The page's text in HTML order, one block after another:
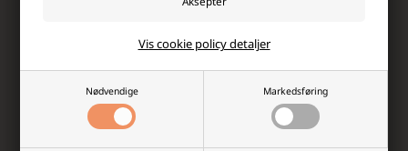
Nødvendige Markedsføring
Vis cookie policy detaljer
Ja takk, jeg vil gjerne motta nyhetsbrev og skreddersydd
markedsføring fra Batterinett på e-post. Jeg kan når som
samtykkeerklæring for elektronisk post